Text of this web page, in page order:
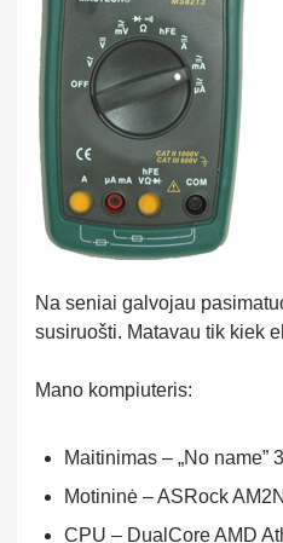
Na seniai galvojau
susiruošti. Matavau tik kiek
Mano kompiuteris:
Maitinimas – „No
Motininė – ASRock
CPU – DualCore AMD